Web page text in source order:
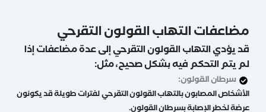
مضاعفات التهاب القولون التقرحي
قد يؤدي التهاب القولون التقرحي إلى عدة مضاعفات إذا
لم يتم التحكم فيه بشكل صحيح، مثل:
سرطان القولون:
الأشخاص المصابون بالتهاب القولون التقرحي لفترات طويلة قد يكونون